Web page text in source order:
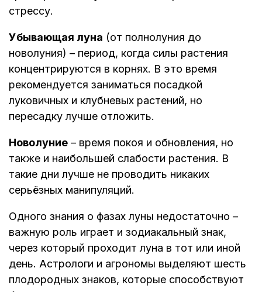
стрессу.
Убывающая луна (от полнолуния до
новолуния) – период, когда силы растения
концентрируются в корнях. В это время
рекомендуется заниматься посадкой
луковичных и клубневых растений, но
пересадку лучше отложить.
Новолуние – время покоя и обновления, но
также и наибольшей слабости растения. В
такие дни лучше не проводить никаких
серьёзных манипуляций.
Одного знания о фазах луны недостаточно –
важную роль играет и зодиакальный знак,
через который проходит луна в тот или иной
день. Астрологи и агрономы выделяют шесть
плодородных знаков, которые способствуют